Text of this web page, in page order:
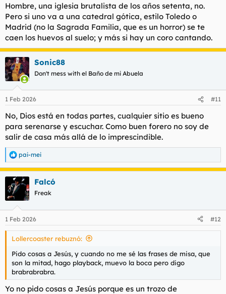
Hombre, una iglesia brutalista de los años setenta, no.
Pero si uno va a una catedral gótica, estilo Toledo o
Madrid (no la Sagrada Familia, que es un horror) se te
caen los huevos al suelo; y más si hay un coro cantando.
Sonic88
Don't mess with el Baño de mi Abuela
1 Feb 2026 #11
No, Dios está en todas partes, cualquier sitio es bueno
para serenarse y escuchar. Como buen forero no soy de
salir de casa más allá de lo imprescindible.
R
e
a
c
c
i
e
s
pai-mei
Falcó
Freak
1 Feb 2026 #12
Lollercoaster rebuznó:
Pido cosas a Jesús, y cuando no me sé las frases de misa, que
son la mitad, hago playback, muevo la boca pero digo
brabrabrabra.
Yo no pido cosas a Jesús porque es un trozo de